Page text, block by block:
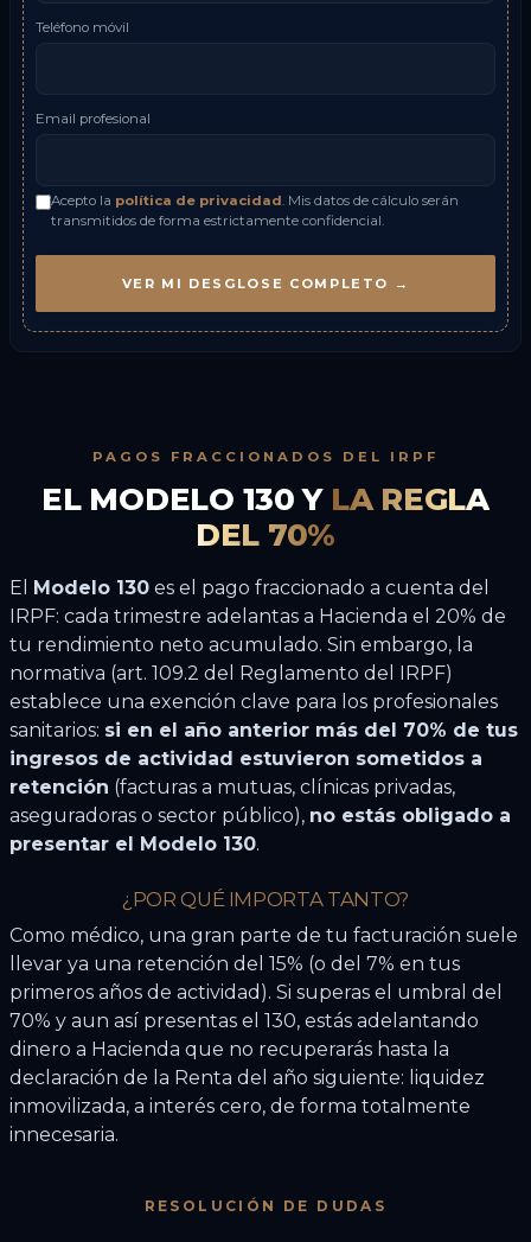
Teléfono móvil
Email profesional
Acepto la política de privacidad. Mis datos de cálculo serán
transmitidos de forma estrictamente confidencial.
VER MI DESGLOSE COMPLETO →
PAGOS FRACCIONADOS DEL IRPF
EL MODELO 130 Y LA REGLA
DEL 70%
El Modelo 130 es el pago fraccionado a cuenta del
IRPF: cada trimestre adelantas a Hacienda el 20% de
tu rendimiento neto acumulado. Sin embargo, la
normativa (art. 109.2 del Reglamento del IRPF)
establece una exención clave para los profesionales
sanitarios: si en el año anterior más del 70% de tus
ingresos de actividad estuvieron sometidos a
retención (facturas a mutuas, clínicas privadas,
aseguradoras o sector público), no estás obligado a
presentar el Modelo 130.
¿POR QUÉ IMPORTA TANTO?
Como médico, una gran parte de tu facturación suele
llevar ya una retención del 15% (o del 7% en tus
primeros años de actividad). Si superas el umbral del
70% y aun así presentas el 130, estás adelantando
dinero a Hacienda que no recuperarás hasta la
declaración de la Renta del año siguiente: liquidez
inmovilizada, a interés cero, de forma totalmente
innecesaria.
RESOLUCIÓN DE DUDAS